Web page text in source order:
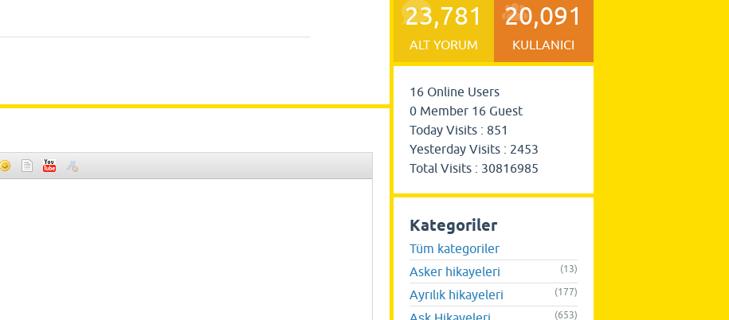
23,781
ALT YORUM
20,091
KULLANICI
16 Online Users
0 Member 16 Guest
Today Visits : 851
Yesterday Visits : 2453
Total Visits : 30816985
Kategoriler
Tüm kategoriler
Asker hikayeleri
(13)
Ayrılık hikayeleri (177)
(653)